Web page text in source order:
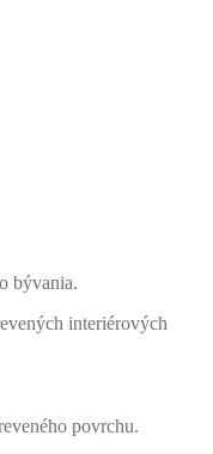
bývania.
interiérových
povrchu.